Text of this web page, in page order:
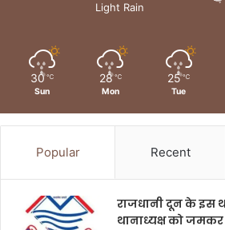
Light Rain
30 ℃
Sun
28 ℃
Mon
25 ℃
Tue
Popular Recent
राजधानी दून के इस
थानाध्यक्ष को जमकर